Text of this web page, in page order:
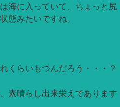
海に入っていて、ちょっと尻
態みたいですね。
くらいもつんだろう・・・？
素晴らし出来栄えであります